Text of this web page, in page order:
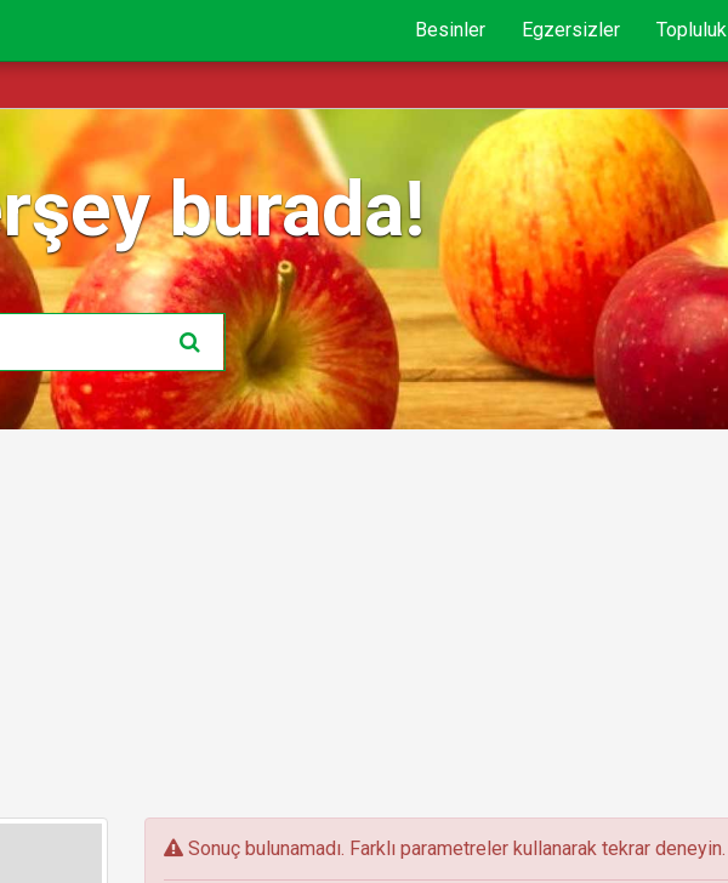
Besinler Egzersizler Topluluk
burada!
E
Sonuç bulunamadı. Farklı parametreler kullanarak tekrar deneyin.